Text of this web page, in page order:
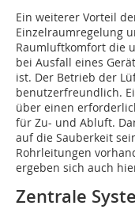
Ein weiterer Vorteil
Einzelraumregelung
Raumluftkomfort die
bei Ausfall eines
ist. Der Betrieb der
benutzerfreundlich.
über einen
für Zu- und Abluft.
auf die Sauberkeit
Rohrleitungen
ergeben sich auch
Zentrale